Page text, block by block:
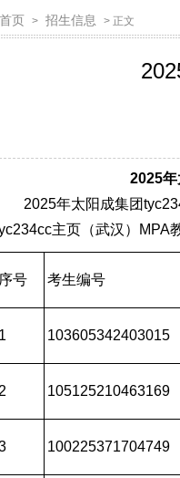
首页 > 招生信息 > 正文
2025
2025年太阳成集团
主页（武汉）MPA
序号 考生编号
1 103605342403015
2 105125210463169
100225371704749